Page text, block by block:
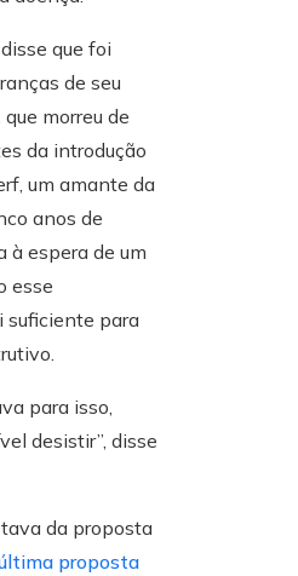
que foi
de seu
morreu de
da introdução
um amante da
anos de
à espera de um
esse
suficiente para
para isso,
desistir”, disse
da proposta
proposta